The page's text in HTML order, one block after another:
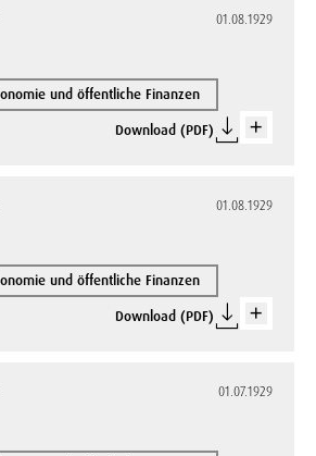
01.08.1929
und öffentliche Finanzen
Download (PDF)
01.08.1929
und öffentliche Finanzen
Download (PDF)
01.07.1929